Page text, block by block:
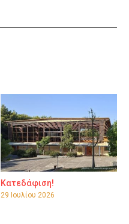
Κατεδάφιση!
29 Ιουλίου 2026